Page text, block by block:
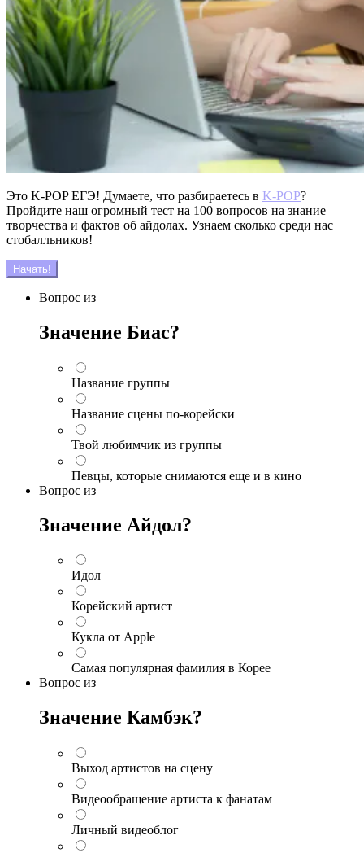
Это K-POP ЕГЭ! Думаете, что разбираетесь в K-POP?
Пройдите наш огромный тест на 100 вопросов на знание
творчества и фактов об айдолах. Узнаем сколько среди нас
стобалльников!
Начать!
Вопрос из
Значение Биас?
Название группы
Название сцены по-корейски
Твой любимчик из группы
Певцы, которые снимаются еще и в кино
Вопрос из
Значение Айдол?
Идол
Корейский артист
Кукла от Apple
Самая популярная фамилия в Корее
Вопрос из
Значение Камбэк?
Выход артистов на сцену
Видеообращение артиста к фанатам
Личный видеоблог